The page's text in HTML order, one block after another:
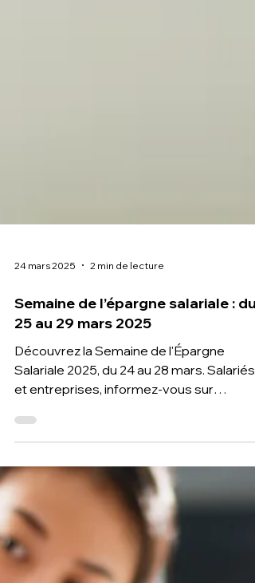
Semaine de l’épargne salariale : du
25 au 29 mars 2025
Découvrez la Semaine de l'Épargne
Salariale 2025, du 24 au 28 mars. Salariés
et entreprises, informez-vous sur